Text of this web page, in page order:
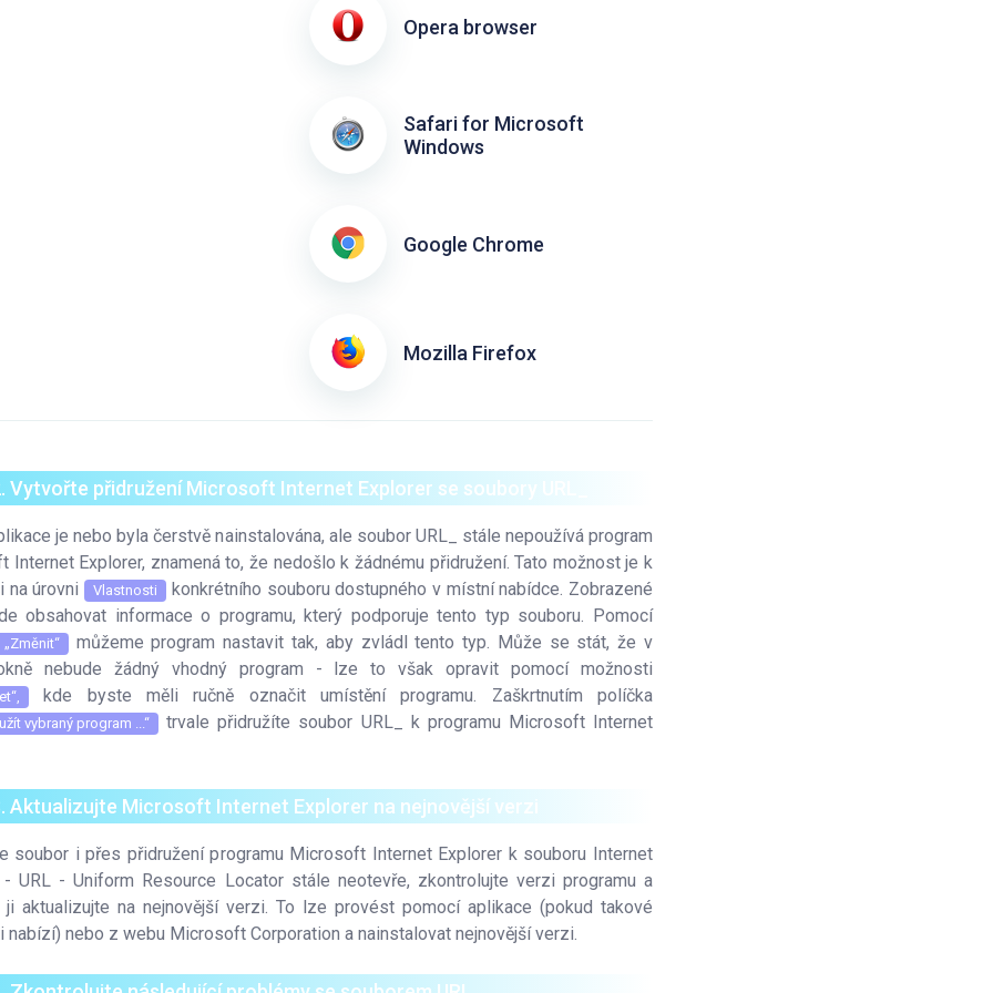
Opera browser
Safari for Microsoft
Windows
Google Chrome
Mozilla Firefox
Vytvořte přidružení Microsoft Internet Explorer se soubory URL_
je nebo byla čerstvě nainstalována, ale soubor URL_ stále nepoužívá program
Internet Explorer, znamená to, že nedošlo k žádnému přidružení. Tato možnost je k
na úrovni Vlastnosti
konkrétního souboru dostupného v místní nabídce. Zobrazené
obsahovat informace o programu, který podporuje tento typ souboru. Pomocí
„Změnit“ můžeme program nastavit tak, aby zvládl tento typ. Může se stát, že v
nebude žádný vhodný program - lze to však opravit pomocí možnosti
kde byste měli ručně označit umístění programu. Zaškrtnutím políčka
vybraný program ...“
trvale přidružíte soubor URL_ k programu Microsoft Internet
Aktualizujte Microsoft Internet Explorer na nejnovější verzi
soubor i přes přidružení programu Microsoft Internet Explorer k souboru Internet
- URL - Uniform Resource Locator stále neotevře, zkontrolujte verzi programu a
ji aktualizujte na nejnovější verzi. To lze provést pomocí aplikace (pokud takové
nabízí) nebo z webu Microsoft Corporation a nainstalovat nejnovější verzi.